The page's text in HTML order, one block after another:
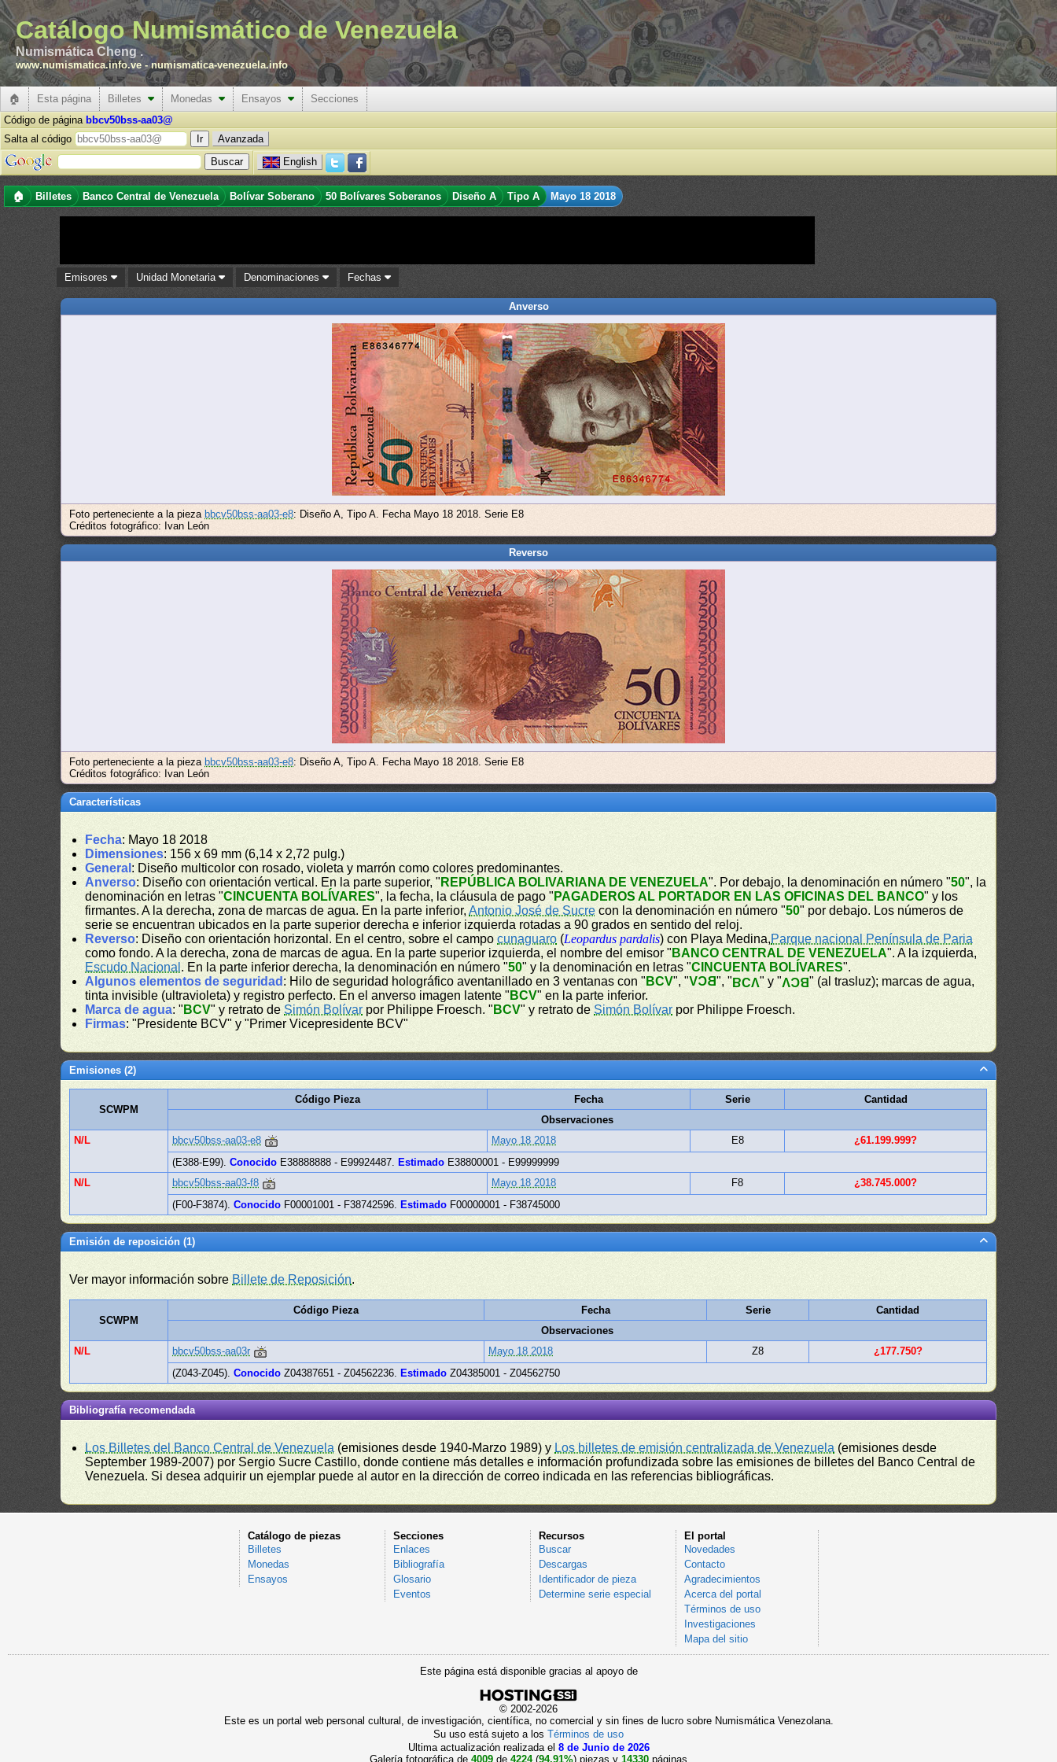
Catálogo Numismático de Venezuela
Numismática Cheng .
www.numismatica.info.ve -numismatica-venezuela.info
🏠 Esta página Billetes Monedas Ensayos
Secciones
Código de página bbcv50bss-aa03@
Salta al código
Avanzada
English
🏠 Billetes Banco Central de Venezuela Bolívar Soberano 50 Bolívares Soberanos Diseño A Tipo A Mayo 18 2018
Emisores Unidad Monetaria Denominaciones Fechas
Anverso
Foto perteneciente a la pieza bbcv50bss-aa03-e8: Diseño A, Tipo A. Fecha Mayo 18 2018. Serie E8
Créditos fotográfico: Ivan León
Reverso
Foto perteneciente a la pieza bbcv50bss-aa03-e8: Diseño A, Tipo A. Fecha Mayo 18 2018. Serie E8
Créditos fotográfico: Ivan León
Características
Fecha: Mayo 18 2018
Dimensiones: 156 x 69 mm (6,14 x 2,72 pulg.)
General : Diseño multicolor con rosado, violeta y marrón como colores predominantes.
Anverso: Diseño con orientación vertical. En la parte superior, " REPÚBLICA BOLIVARIANA DE VENEZUELA". Por debajo, la denominación en número "50", la
denominación en letras "CINCUENTA BOLÍVARES", la fecha, la cláusula de pago " PAGADEROS AL PORTADOR EN LAS OFICINAS DEL BANCO" y los
firmantes. A la derecha, zona de marcas de agua. En la parte inferior,Antonio José de Sucre con la denominación en número "50" por debajo. Los números de
serie se encuentran ubicados en la parte superior derecha e inferior izquierda rotadas a 90 grados en sentido del reloj.
Reverso: Diseño con orientación horizontal. En el centro, sobre el campocunaguaro (Leopardus pardalis) con Playa Medina,Parque nacional Península de Paria
como fondo. A la derecha, zona de marcas de agua. En la parte superior izquierda, el nombre del emisor " BANCO CENTRAL DE VENEZUELA". A la izquierda,
Escudo Nacional . En la parte inferior derecha, la denominación en número "50" y la denominación en letras "CINCUENTA BOLÍVARES".
Algunos elementos de seguridad : Hilo de seguridad holográfico aventanillado en 3 ventanas con " BCV", "BCV", "BCV" y "BCV" (al trasluz); marcas de agua,
tinta invisible (ultravioleta) y registro perfecto. En el anverso imagen latente " BCV" en la parte inferior.
Marca de agua: " BCV" y retrato de Simón Bolívar por Philippe Froesch. " BCV" y retrato de Simón Bolívar por Philippe Froesch.
Firmas: "Presidente BCV" y "Primer Vicepresidente BCV"
Emisiones (2)
SCWPM
Código Pieza Fecha Serie
Cantidad
Observaciones
N/L
bbcv50bss-aa03-e8 Mayo 18 2018 E8
¿61.199.999?
(E388-E99).Conocido E38888888 - E99924487. Estimado E38800001 - E99999999
N/L
bbcv50bss-aa03-f8 Mayo 18 2018 F8
¿38.745.000?
(F00-F3874).Conocido F00001001 - F38742596. Estimado F00000001 - F38745000
Emisión de reposición (1)
Ver mayor información sobre Billete de Reposición.
SCWPM
Código Pieza Fecha Serie
Cantidad
Observaciones
N/L
bbcv50bss-aa03r Mayo 18 2018 Z8
¿177.750?
(Z043-Z045).Conocido Z04387651 - Z04562236. Estimado Z04385001 - Z04562750
Bibliografía recomendada
Los Billetes del Banco Central de Venezuela (emisiones desde 1940-Marzo 1989) y Los billetes de emisión centralizada de Venezuela (emisiones desde
September 1989-2007) por Sergio Sucre Castillo, donde contiene más detalles e información profundizada sobre las emisiones de billetes del Banco Central de
Venezuela. Si desea adquirir un ejemplar puede al autor en la dirección de correo indicada en las referencias bibliográficas.
Catálogo de piezas
Billetes
Monedas
Ensayos
Secciones
Enlaces
Bibliografía
Glosario
Eventos
Recursos
Buscar
Descargas
Identificador de pieza
Determine serie especial
El portal
Novedades
Contacto
Agradecimientos
Acerca del portal
Términos de uso
Investigaciones
Mapa del sitio
Este página está disponible gracias al apoyo de
© 2002-2026
Este es un portal web personal cultural, de investigación, científica, no comercial y sin fines de lucro sobre Numismática Venezolana.
Su uso está sujeto a los Términos de uso
Ultima actualización realizada el 8 de Junio de 2026
Galería fotográfica de 4009 de 4224(94.91%) piezas y 14330 páginas